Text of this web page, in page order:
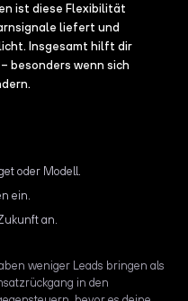
ist diese Flexibilität
liefert und
Insgesamt hilft dir
besonders wenn sich
oder Modell.
ein.
an.
weniger Leads bringen als
in den